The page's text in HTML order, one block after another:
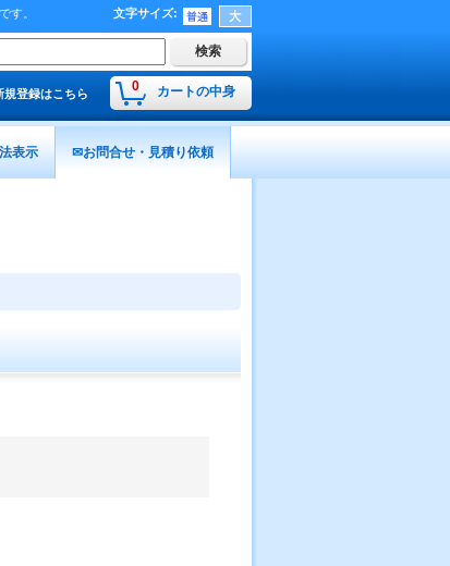
す。 文字サイズ:
0 カートの中身
規登録はこちら
表示 ✉お問合せ・見積り依頼